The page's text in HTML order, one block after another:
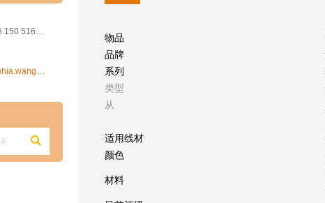
电话 : + 86 150 5162 5639

物品
品牌
系列
类型
从
适用线材
颜色
材料